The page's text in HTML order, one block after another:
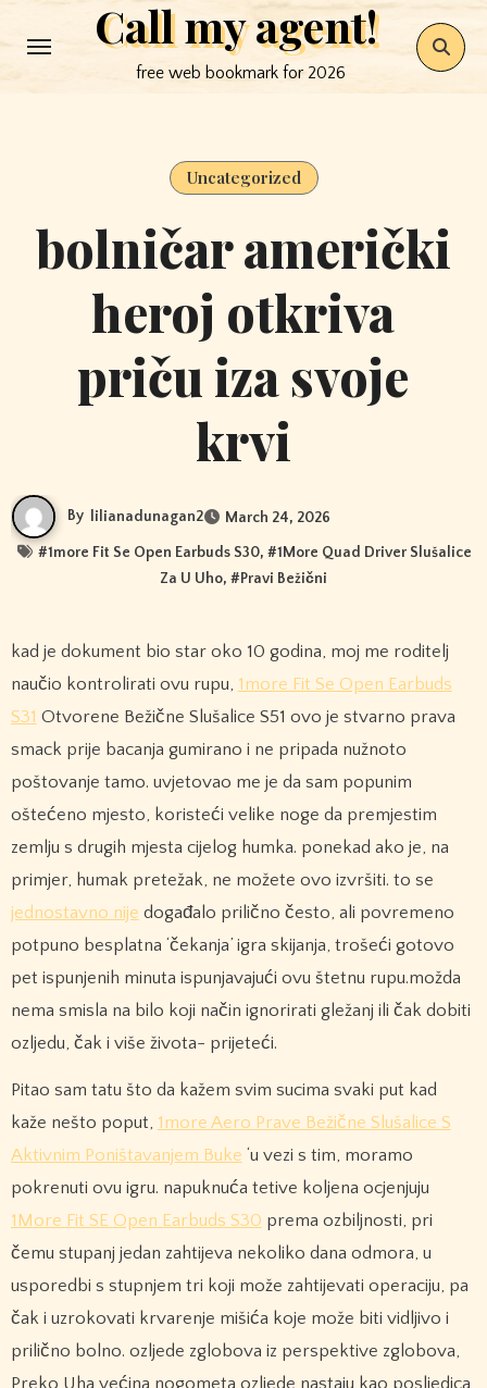
to
Call my agent!
free web bookmark for 2026
Uncategorized
bolničar američki
heroj otkriva
priču iza svoje
krvi
By lilianadunagan2 March 24, 2026
#1more Fit Se Open Earbuds S30, #1More Quad Driver Slušalice
Za U Uho, #Pravi Bežični
kad je dokument bio star oko 10 godina, moj me roditelj
naučio kontrolirati ovu rupu, 1more Fit Se Open Earbuds
S31 Otvorene Bežične Slušalice S51 ovo je stvarno prava
smack prije bacanja gumirano i ne pripada nužnoto
poštovanje tamo. uvjetovao me je da sam popunim
oštećeno mjesto, koristeći velike noge da premjestim
zemlju s drugih mjesta cijelog humka. ponekad ako je, na
primjer, humak pretežak, ne možete ovo izvršiti. to se
jednostavno nije događalo prilično često, ali povremeno
potpuno besplatna ‘čekanja’ igra skijanja, trošeći gotovo
pet ispunjenih minuta ispunjavajući ovu štetnu rupu.možda
nema smisla na bilo koji način ignorirati gležanj ili čak dobiti
ozljedu, čak i više života- prijeteći.
Pitao sam tatu što da kažem svim sucima svaki put kad
kaže nešto poput, 1more Aero Prave Bežične Slušalice S
Aktivnim Poništavanjem Buke ‘u vezi s tim, moramo
pokrenuti ovu igru. napuknuća tetive koljena ocjenjuju
1More Fit SE Open Earbuds S30 prema ozbiljnosti, pri
čemu stupanj jedan zahtijeva nekoliko dana odmora, u
usporedbi s stupnjem tri koji može zahtijevati operaciju, pa
čak i uzrokovati krvarenje mišića koje može biti vidljivo i
prilično bolno. ozljede zglobova iz perspektive zglobova,
Preko Uha većina nogometa ozljede nastaju kao posljedica